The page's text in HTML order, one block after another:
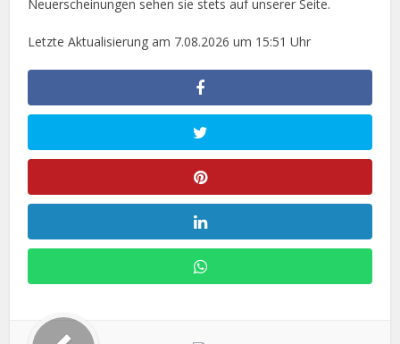
Neuerscheinungen sehen sie stets auf unserer Seite.
Letzte Aktualisierung am 7.08.2026 um 15:51 Uhr